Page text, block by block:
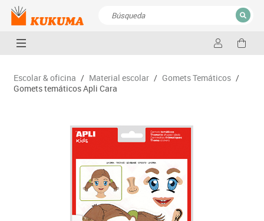
CERRAR
Escolar & oficina / Material escolar / Gomets Temáticos /
Gomets temáticos Apli Cara